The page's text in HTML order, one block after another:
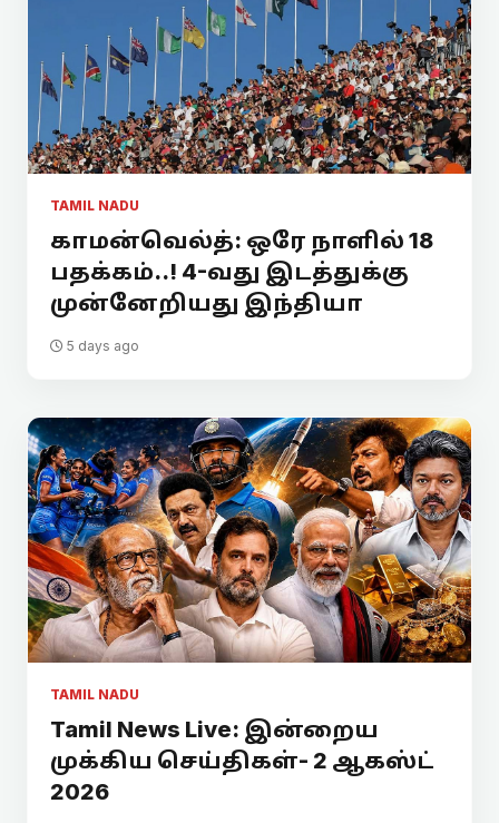
TAMIL NADU
காமன்வெல்த்: ஒரே நாளில் 18
பதக்கம்..! 4-வது இடத்துக்கு
முன்னேறியது இந்தியா
5 days ago
TAMIL NADU
Tamil News Live: இன்றைய
முக்கிய செய்திகள்- 2 ஆகஸ்ட்
2026